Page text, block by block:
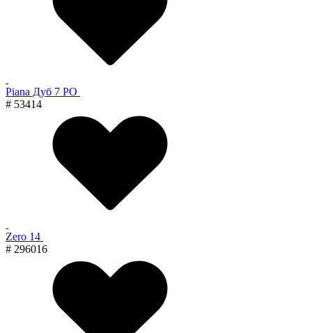
Piana Дуб 7 PO
# 53414
Zero 14
# 296016